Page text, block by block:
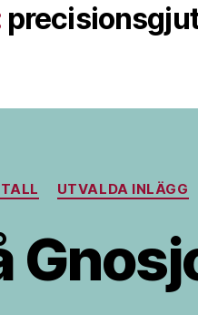
Kategorier
UTVALDA INLÄGG